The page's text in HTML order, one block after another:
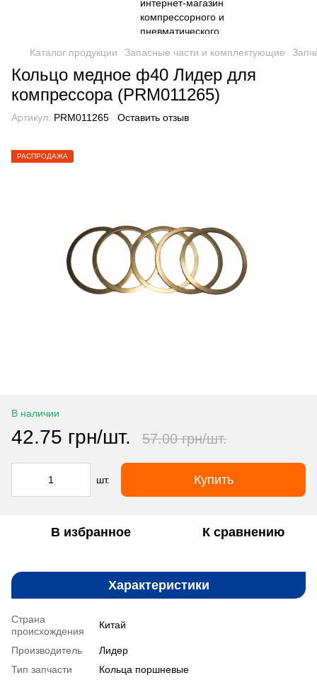
Каталог продукции Запасные части и комплектующие
Кольцо медное ф40 Лидер для
компрессора (PRM011265)
Артикул: PRM011265 Оставить отзыв
РАСПРОДАЖА
В наличии
42.75 грн/шт. 57.00 грн/шт.
шт. Купить
В избранное К сравнению
Характеристики
Страна
происхождения
Китай
Производитель
Лидер
Тип запчасти
Кольца поршневые